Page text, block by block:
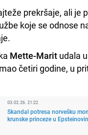
prekršaje, ali je
koje se odnose
Mette-Marit udala
četiri godine, u
03.02.26. 21:22
Skandal potresa norvešku
krunske princeze u